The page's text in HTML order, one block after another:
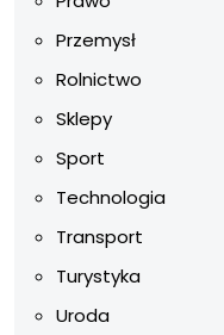
Przemysł
Rolnictwo
Sklepy
Sport
Technologia
Transport
Turystyka
Uroda